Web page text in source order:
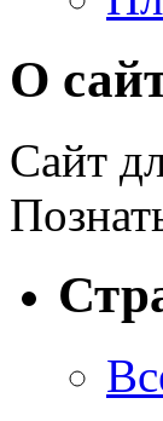
О
Сайт